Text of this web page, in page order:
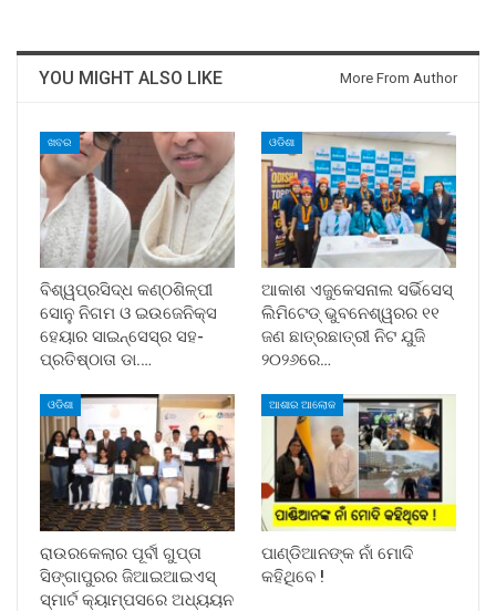
YOU MIGHT ALSO LIKE More From Author
ଖବର
ବିଶ୍ୱପ୍ରସିଦ୍ଧ କଣ୍ଠଶିଳ୍ପୀ
ସୋନୁ ନିଗମ ଓ ଇଉଜେନିକ୍ସ
ହେୟାର ସାଇନ୍ସେସ୍ର ସହ-
ପ୍ରତିଷ୍ଠାତା ଡା.…
ଓଡିଶା
ଆକାଶ ଏଜୁକେସନାଲ ସର୍ଭିସେସ୍
ଲିମିଟେଡ୍ ଭୁବନେଶ୍ୱରର ୧୧
ଜଣ ଛାତ୍ରଛାତ୍ରୀ ନିଟ ଯୁଜି
୨୦୨୬ରେ…
ଓଡିଶା
ରାଉରକେଲାର ପୂର୍ବୀ ଗୁପ୍ତା
ସିଙ୍ଗାପୁରର ଜିଆଇଆଇଏସ୍
ସ୍ମାର୍ଟ କ୍ୟାମ୍ପସରେ ଅଧ୍ୟୟନ
ଆଶାର ଆଲୋକ
ପାଣ୍ଡିଆନଙ୍କ ନାଁ ମୋଦି
କହିଥିବେ !